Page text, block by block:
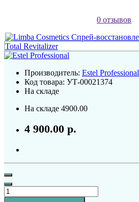
0 отзывов
Производитель: Estel Professional
Код товара: УТ-00021374
На складе
На складе 4900.00
4 900.00 р.